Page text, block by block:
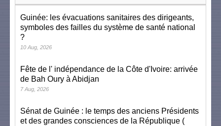
Guinée: les évacuations sanitaires des dirigeants,
symboles des failles du système de santé national
?
10 Aug, 2026
Fête de l' indépendance de la Côte d'Ivoire: arrivée
de Bah Oury à Abidjan
7 Aug, 2026
Sénat de Guinée : le temps des anciens Présidents
et des grandes consciences de la République (